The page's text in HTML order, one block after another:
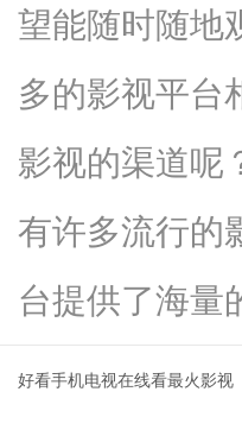
望能随时随地
多的影视平台
影视的渠道呢
有许多流行的
台提供了海量
好看手机电视在线看最火影视